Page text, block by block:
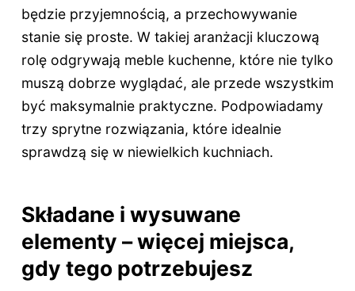
będzie przyjemnością, a przechowywanie
stanie się proste. W takiej aranżacji kluczową
rolę odgrywają meble kuchenne, które nie tylko
muszą dobrze wyglądać, ale przede wszystkim
być maksymalnie praktyczne. Podpowiadamy
trzy sprytne rozwiązania, które idealnie
sprawdzą się w niewielkich kuchniach.
Składane i wysuwane
elementy – więcej miejsca,
gdy tego potrzebujesz